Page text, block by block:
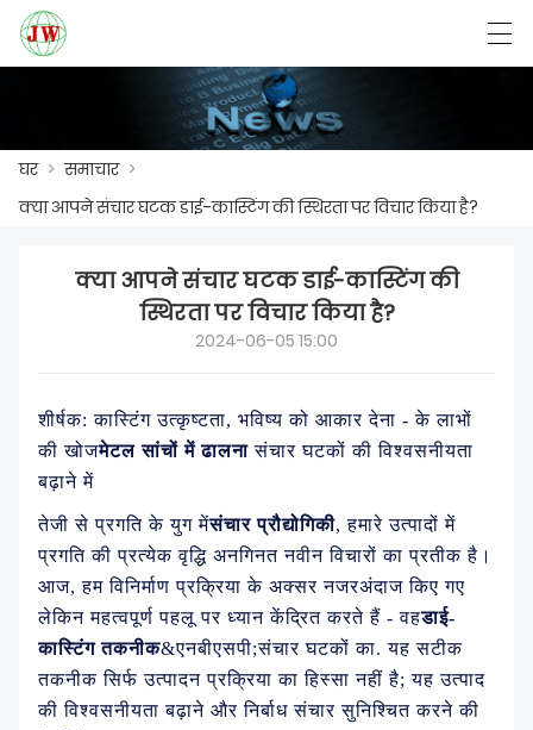
फैक्ट्री शो
हमसे संपर्क करें
हमारे बारे में
Български Deutsch
घर > समाचार >
क्या आपने संचार घटक डाई-कास्टिंग की स्थिरता पर विचार किया है?
क्या आपने संचार घटक डाई-कास्टिंग की
स्थिरता पर विचार किया है?
2024-06-05 15:00
शीर्षक: कास्टिंग उत्कृष्टता, भविष्य को आकार देना - के लाभों
की खोजमेटल सांचों में ढालना संचार घटकों की विश्वसनीयता
बढ़ाने में
तेजी से प्रगति के युग मेंसंचार प्रौद्योगिकी, हमारे उत्पादों में
प्रगति की प्रत्येक वृद्धि अनगिनत नवीन विचारों का प्रतीक है।
आज, हम विनिर्माण प्रक्रिया के अक्सर नजरअंदाज किए गए
लेकिन महत्वपूर्ण पहलू पर ध्यान केंद्रित करते हैं - वहडाई-
कास्टिंग तकनीक&एनबीएसपी;संचार घटकों का. यह सटीक
तकनीक सिर्फ उत्पादन प्रक्रिया का हिस्सा नहीं है; यह उत्पाद
की विश्वसनीयता बढ़ाने और निर्बाध संचार सुनिश्चित करने की